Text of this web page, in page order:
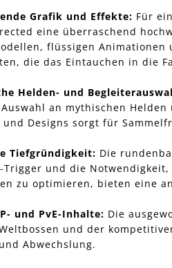
Grafik und Effekte: Für
eine überraschend
flüssigen Animationen
die das Eintauchen in die
Helden- und
an mythischen
und Designs sorgt für
Tiefgründigkeit: Die
Trigger und die Notwendigkeit,
zu optimieren, bieten eine
und PvE-Inhalte: Die
und der
Abwechslung.